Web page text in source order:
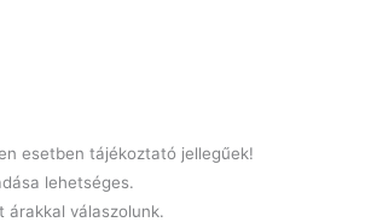
esetben tájékoztató jellegűek!
lehetséges.
árakkal válaszolunk.